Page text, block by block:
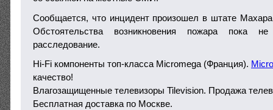
Сообщается, что инцидент произошел в штате
Обстоятельства возникновения пожара пока
расследование.
Hi-Fi компоненты топ-класса Micromega (Франция).
качество!
Влагозащищенные телевизоры Tilevision. Продажа
Бесплатная доставка по Москве.